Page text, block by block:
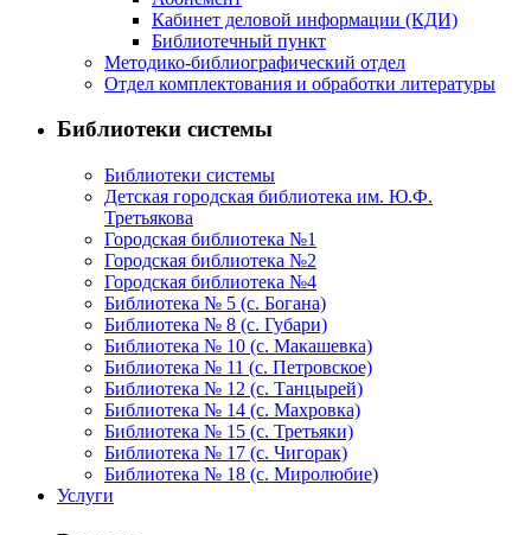
Кабинет деловой информации (КДИ)
Библиотечный пункт
Методико-библиографический отдел
Отдел комплектования и обработки литературы
Библиотеки системы
Библиотеки системы
Детская городская библиотека им. Ю.Ф.
Третьякова
Городская библиотека №1
Городская библиотека №2
Городская библиотека №4
Библиотека № 5 (с. Богана)
Библиотека № 8 (с. Губари)
Библиотека № 10 (с. Макашевка)
Библиотека № 11 (с. Петровское)
Библиотека № 12 (с. Танцырей)
Библиотека № 14 (с. Махровка)
Библиотека № 15 (с. Третьяки)
Библиотека № 17 (с. Чигорак)
Библиотека № 18 (с. Миролюбие)
Услуги